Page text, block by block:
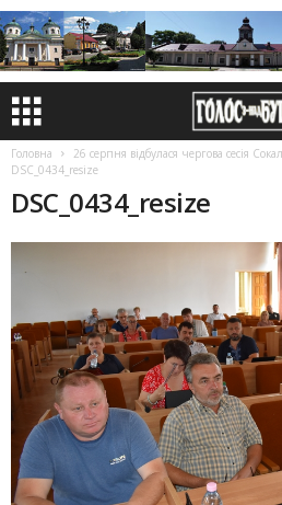
Головна
26 серпня відбулася чергова сесія
DSC_0434_resize
DSC_0434_resize